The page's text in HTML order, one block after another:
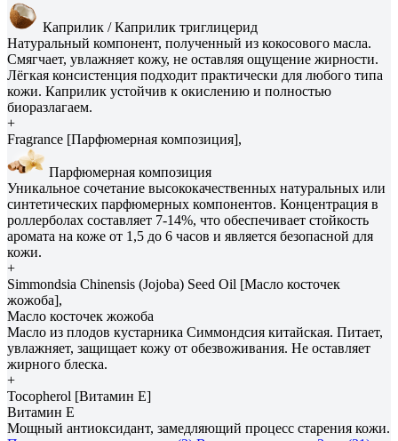
Каприлик / Каприлик триглицерид
Натуральный компонент, полученный из кокосового масла.
Смягчает, увлажняет кожу, не оставляя ощущение жирности.
Лёгкая консистенция подходит практически для любого типа
кожи. Каприлик устойчив к окислению и полностью
биоразлагаем.
+
Fragrance [Парфюмерная композиция],
Парфюмерная композиция
Уникальное сочетание высококачественных натуральных или
синтетических парфюмерных компонентов. Концентрация в
роллерболах составляет 7-14%, что обеспечивает стойкость
аромата на коже от 1,5 до 6 часов и является безопасной для
кожи.
+
Simmondsia Сhinensis (Jojoba) Seed Oil [Масло косточек
жожоба],
Масло косточек жожоба
Масло из плодов кустарника Симмондсия китайская. Питает,
увлажняет, защищает кожу от обезвоживания. Не оставляет
жирного блеска.
+
Tocopherol [Витамин E]
Витамин E
Мощный антиоксидант, замедляющий процесс старения кожи.